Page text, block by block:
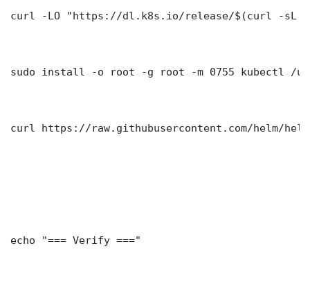
curl -LO "https://dl.k8s.io/release/$(curl -sL
sudo install -o root -g root -m 0755 kubectl /
curl https://raw.githubusercontent.com/helm/
echo "=== Verify ==="